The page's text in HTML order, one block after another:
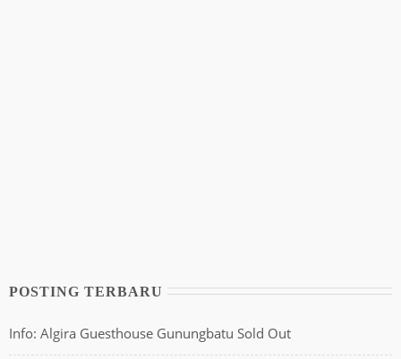
POSTING TERBARU
Info: Algira Guesthouse Gunungbatu Sold Out